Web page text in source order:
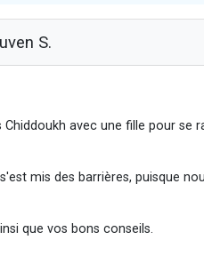
S.
avec une fille pour se
mis des barrières, puisque
que vos bons conseils.